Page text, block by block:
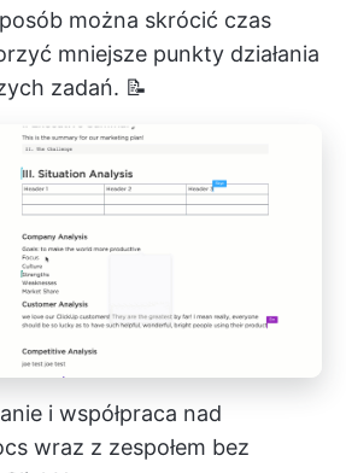
można skrócić czas
mniejsze punkty działania
zadań. 📝
i współpraca nad
wraz z zespołem bez